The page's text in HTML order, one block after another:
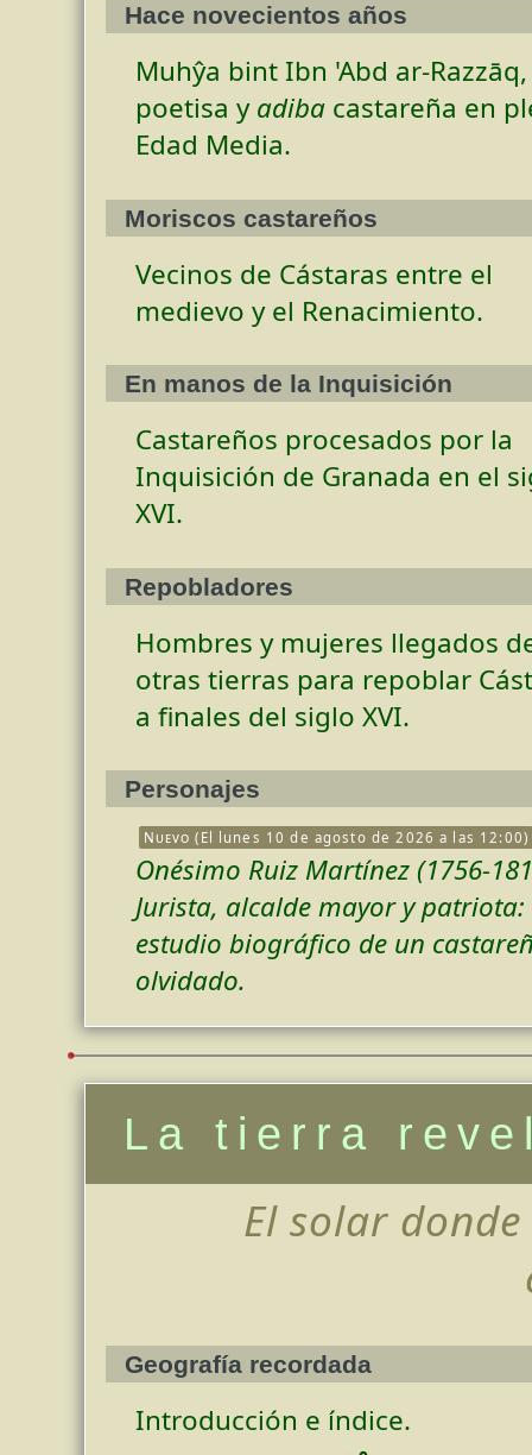
Hace novecientos años
Muhŷa bint Ibn 'Abd ar-Razzāq,
poetisa yadibacastareña en
Edad Media.
Moriscos castareños
Vecinos de Cástaras entre el
medievo y el Renacimiento.
En manos de la Inquisición
Castareños procesados por la
Inquisición de Granada en el
XVI.
Repobladores
Hombres y mujeres llegados
otras tierras para repoblar
a finales del siglo XVI.
Personajes
Nuevo(El lunes 10 de agosto de 2026 a las 12:00)
Onésimo Ruiz Martínez (1756-
Jurista, alcalde mayor y patriota:
estudio biográfico de un
olvidado.
La tierra
El solar
Geografía recordada
Introducción e índice.